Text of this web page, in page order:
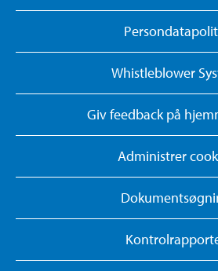
Whistleblower
Giv feedback på
Administrer